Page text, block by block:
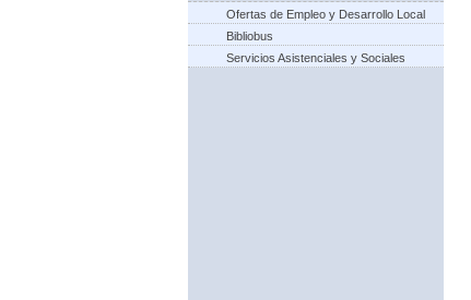
Ofertas de Empleo y Desarrollo Local
Bibliobus
Servicios Asistenciales y Sociales